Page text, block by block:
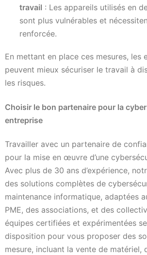
travail : Les appareils utilisés en
sont plus vulnérables et
renforcée.
En mettant en place ces mesures, les
peuvent mieux sécuriser le travail à
les risques.
Choisir le bon partenaire pour la
entreprise
Travailler avec un partenaire de
pour la mise en œuvre d’une
Avec plus de 30 ans d’expérience,
des solutions complètes de
maintenance informatique, adaptées
PME, des associations, et des
équipes certifiées et expérimentées
disposition pour vous proposer des
mesure, incluant la vente de matériel,